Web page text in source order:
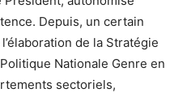
Depuis, un certain
de la Stratégie
Nationale Genre en
sectoriels,